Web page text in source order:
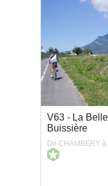
V63 - La
Buissière
De CHAMBERY